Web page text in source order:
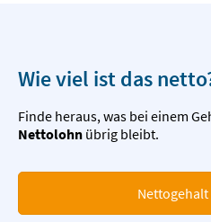
Wie viel ist das
Finde heraus, was bei einem
Nettolohn übrig bleibt.
Nettogehalt